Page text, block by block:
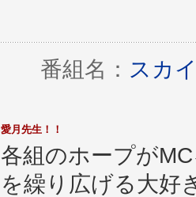
番組名： スカ
愛月先生！！
各組のホープが
を繰り広げる大好